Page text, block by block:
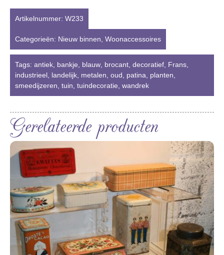
Artikelnummer: W233
Categorieën: Nieuw binnen Woonaccessoires
Tags: antiek bankje blauw brocant decoratief Frans
industrieel landelijk metalen oud patina planten
smeedijzeren tuin tuindecoratie wandrek
Gerelateerde producten